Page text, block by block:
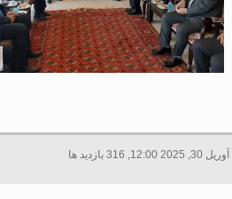
آوریل 30, 2025 12:00, 316 بازدید ها